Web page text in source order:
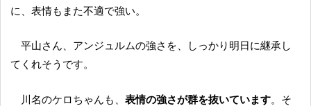
に、表情もまた不適で強い。
平山さん、アンジュルムの強さを、しっかり明日に継承し
てくれそうです。
川名のケロちゃんも、表情の強さが群を抜いています。そ